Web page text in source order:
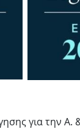
για την